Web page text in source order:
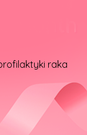
raka